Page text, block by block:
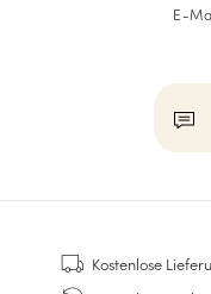
E-
Sneakers
Goodyear genäht
Kostenlose